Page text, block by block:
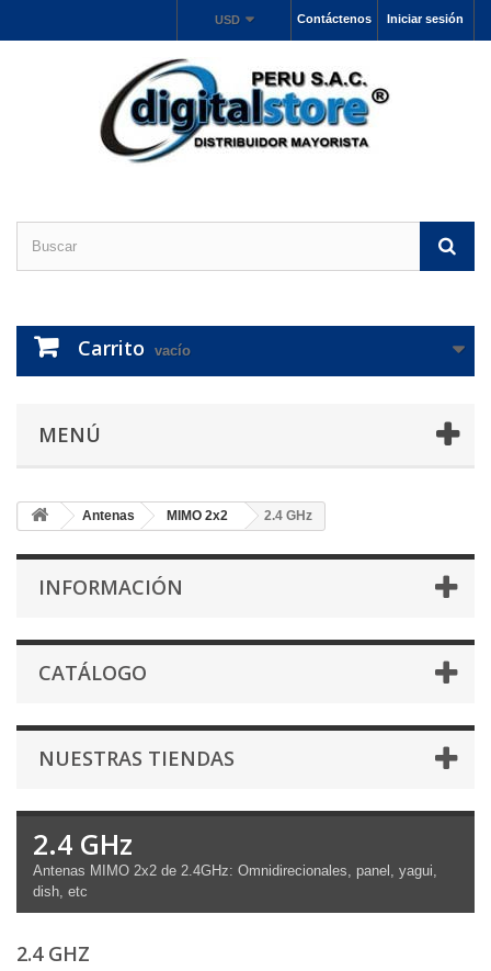
Iniciar sesión
Contáctenos
USD
Carrito vacío
MENÚ
Antenas MIMO 2x2 2.4 GHz
INFORMACIÓN
CATÁLOGO
NUESTRAS TIENDAS
2.4 GHz
Antenas MIMO 2x2 de 2.4GHz: Omnidirecionales, panel, yagui,
dish, etc
2.4 GHZ